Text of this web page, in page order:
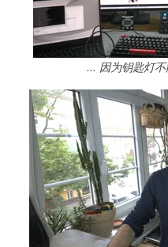
... 因为钥匙灯